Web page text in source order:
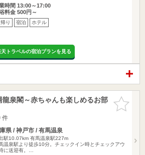
時間 13:00～17:00
料金 500円～
り 宿泊 ホテル
天トラベルの宿泊プランを見る
お気に入
りに追加
泉閣～赤ちゃんも楽しめるお部
件
県 / 神戸市 / 有馬温泉
駅10.07km 有馬温泉駅227m
温泉駅より徒歩10分。チェックイン時とチェックアウ
に送迎有。…